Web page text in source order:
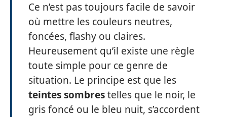
Ce n’est pas toujours facile de savoir
où mettre les couleurs neutres,
foncées, flashy ou claires.
Heureusement qu’il existe une règle
toute simple pour ce genre de
situation. Le principe est que les
teintes sombrestelles que le noir, le
gris foncé ou le bleu nuit, s’accordent